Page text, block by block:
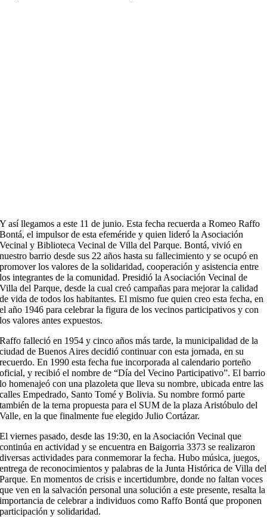
Y así llegamos a este 11 de junio. Esta fecha recuerda a Romeo Raffo
Bontá, el impulsor de esta efeméride y quien lideró la Asociación
Vecinal y Biblioteca Vecinal de Villa del Parque. Bontá, vivió en
nuestro barrio desde sus 22 años hasta su fallecimiento y se ocupó en
promover los valores de la solidaridad, cooperación y asistencia entre
los integrantes de la comunidad. Presidió la Asociación Vecinal de
Villa del Parque, desde la cual creó campañas para mejorar la calidad
de vida de todos los habitantes. El mismo fue quien creo esta fecha, en
el año 1946 para celebrar la figura de los vecinos participativos y con
los valores antes expuestos.
Raffo falleció en 1954 y cinco años más tarde, la municipalidad de la
ciudad de Buenos Aires decidió continuar con esta jornada, en su
recuerdo. En 1990 esta fecha fue incorporada al calendario porteño
oficial, y recibió el nombre de “Día del Vecino Participativo”. El barrio
lo homenajeó con una plazoleta que lleva su nombre, ubicada entre las
calles Empedrado, Santo Tomé y Bolivia. Su nombre formó parte
también de la terna propuesta para el SUM de la plaza Aristóbulo del
Valle, en la que finalmente fue elegido Julio Cortázar.
El viernes pasado, desde las 19:30, en la Asociación Vecinal que
continúa en actividad y se encuentra en Baigorria 3373 se realizaron
diversas actividades para conmemorar la fecha. Hubo música, juegos,
entrega de reconocimientos y palabras de la Junta Histórica de Villa del
Parque. En momentos de crisis e incertidumbre, donde no faltan voces
que ven en la salvación personal una solución a este presente, resalta la
importancia de celebrar a individuos como Raffo Bontá que proponen
participación y solidaridad.